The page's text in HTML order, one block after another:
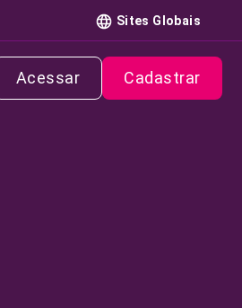
Sites Globais
Acessar Cadastrar